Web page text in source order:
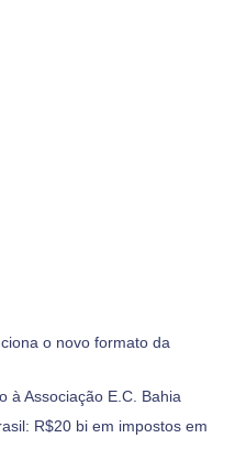
o novo formato da
à Associação E.C. Bahia
R$20 bi em impostos em